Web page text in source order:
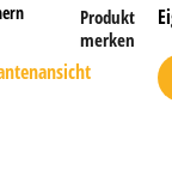
Produkt
merken